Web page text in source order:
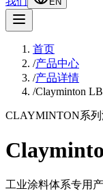
首页
/产品中心
/产品详情
/Clayminton
CLAYMINTON系列
工业涂料体系专用